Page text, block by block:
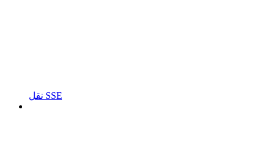
نقل SSE